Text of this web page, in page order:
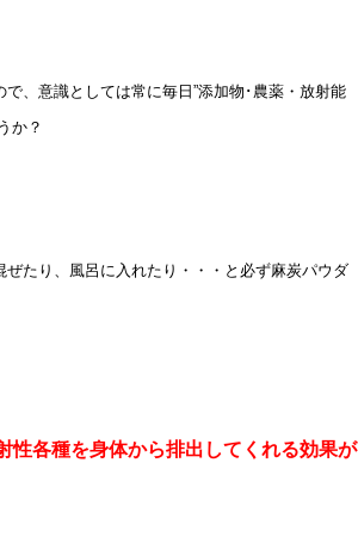
、意識としては常に毎日”添加物･農薬・放射能
か？
たり、風呂に入れたり・・・と必ず麻炭パウダ
性各種を身体から排出してくれる効果が